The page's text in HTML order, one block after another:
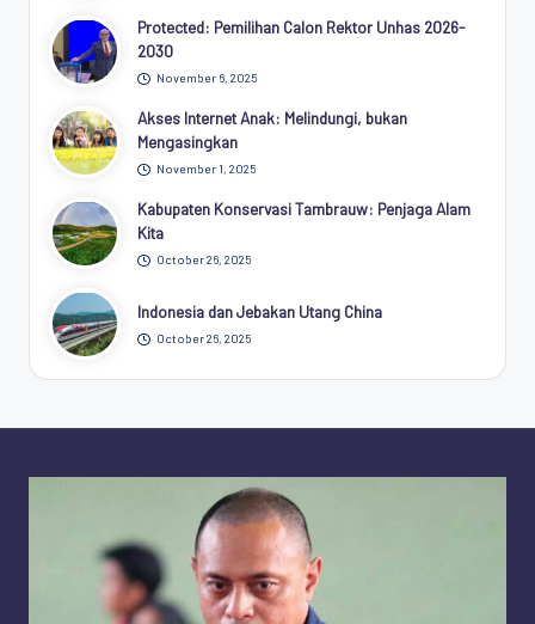
Protected: Pemilihan Calon Rektor Unhas 2026-
2030
November 6, 2025
Akses Internet Anak: Melindungi, bukan
Mengasingkan
November 1, 2025
Kabupaten Konservasi Tambrauw: Penjaga Alam
Kita
October 26, 2025
Indonesia dan Jebakan Utang China
October 26, 2025